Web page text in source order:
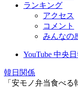
ランキング
アクセス
コメント
みんなの
YouTube 中央
韓日関係
「安モノ弁当食べ